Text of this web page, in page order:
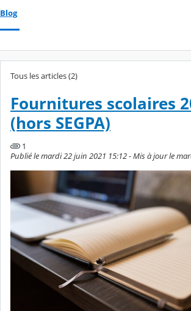
Blog
Tous les articles (2)
Fournitures scolaires
(hors SEGPA)
1
Publié le mardi 22 juin 2021 15:12 - Mis à jour le